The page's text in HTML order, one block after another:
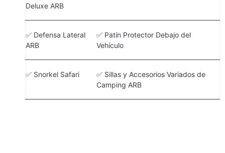
Deluxe ARB
✅ Defensa Lateral
ARB
✅ Patín Protector Debajo del
Vehículo
✅ Snorkel Safari
✅ Sillas y Accesorios Variados de
Camping ARB